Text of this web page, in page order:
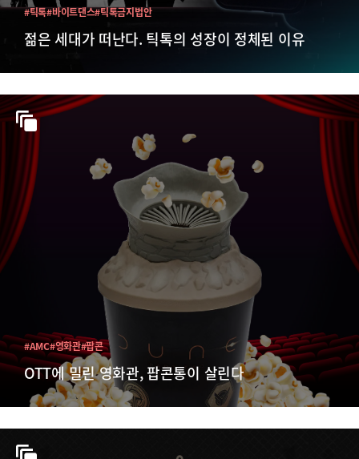
젊은 세대가 떠난다. 틱톡의 성장이 정체된 이유
#틱톡#바이트댄스#틱톡금지법안
OTT에 밀린 영화관, 팝콘통이 살린다
#AMC#영화관#팝콘